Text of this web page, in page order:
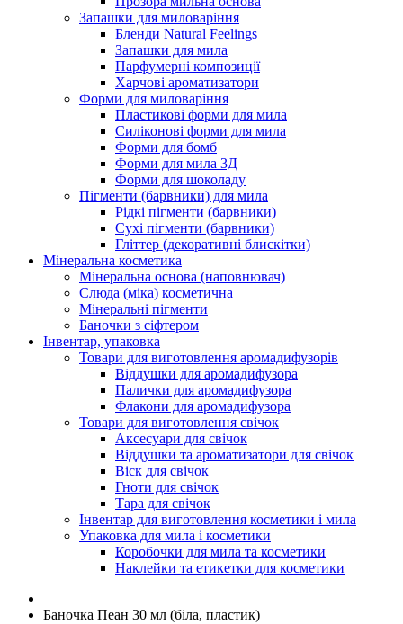
Запашки для миловаріння
Бленди Natural Feelings
Запашки для мила
Парфумерні композиції
Харчові ароматизатори
Форми для миловаріння
Пластикові форми для мила
Силіконові форми для мила
Форми для бомб
Форми для мила 3Д
Форми для шоколаду
Пігменти (барвники) для мила
Рідкі пігменти (барвники)
Сухі пігменти (барвники)
Гліттер (декоративні блискітки)
Мінеральна косметика
Мінеральна основа (наповнювач)
Слюда (міка) косметична
Мінеральні пігменти
Баночки з сіфтером
Інвентар, упаковка
Товари для виготовлення аромадифузорів
Віддушки для аромадифузора
Палички для аромадифузора
Флакони для аромадифузора
Товари для виготовлення свічок
Аксесуари для свічок
Віддушки та ароматизатори для свічок
Віск для свічок
Гноти для свічок
Тара для свічок
Інвентар для виготовлення косметики і мила
Упаковка для мила і косметики
Коробочки для мила та косметики
Наклейки та етикетки для косметики
Баночка Пеан 30 мл (біла, пластик)